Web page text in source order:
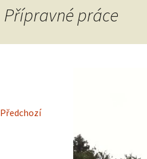
Přípravné práce
Předchozí